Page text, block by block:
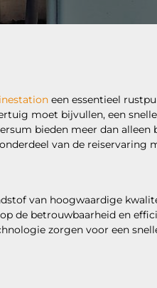
een essentieel
moet bijvullen, een
bieden meer dan alleen
van de reiservaring
van hoogwaardige
de betrouwbaarheid en
zorgen voor een